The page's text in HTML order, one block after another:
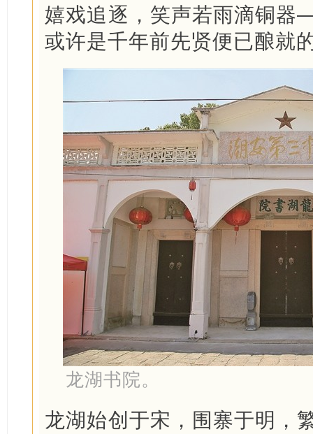
嬉戏追逐，笑声若雨滴铜
或许是千年前先贤便已酿就
龙湖书院。
龙湖始创于宋，围寨于明，